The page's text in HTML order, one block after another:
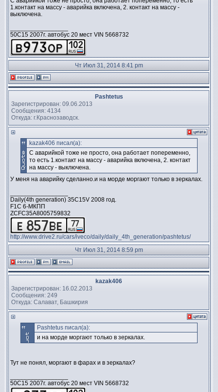
1.контакт на массу - аварийка включена, 2. контакт на массу -
выключена.
50C15 2007г. автобус 20 мест VIN 5668732
Чт Июл 31, 2014 8:41 pm
Pashtetus
Зарегистрирован: 09.06.2013
Сообщения: 4134
Откуда: г.Краснозаводск.
kazak406 писал(а):
C аварийкой тоже не просто, она работает попеременно,
то есть 1.контакт на массу - аварийка включена, 2. контакт
на массу - выключена.
У меня на аварийку сделанно.и на морде моргают только в зеркалах.
Daily(4th generation) 35C15V 2008 год.
F1C 6-МКПП
ZCFC35A8005759832
http://www.drive2.ru/cars/iveco/daily/daily_4th_generation/pashtetus/
Чт Июл 31, 2014 8:59 pm
kazak406
Зарегистрирован: 16.02.2013
Сообщения: 249
Откуда: Салават, Башкирия
Pashtetus писал(а):
и на морде моргают только в зеркалах.
Тут не понял, моргают в фарах и в зеркалах?
50C15 2007г. автобус 20 мест VIN 5668732